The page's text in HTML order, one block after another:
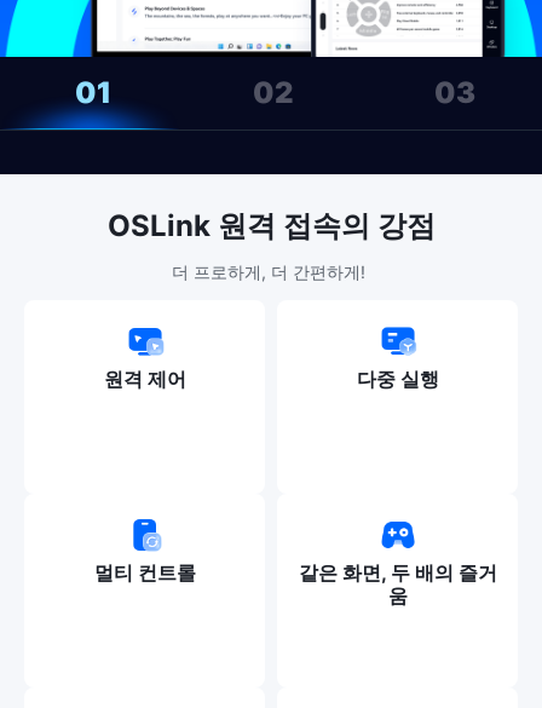
01 02 03
OSLink 원격 접속의 강점
더 프로하게, 더 간편하게!
원격 제어 다중 실행
멀티 컨트롤
같은 화면, 두 배의 즐거
움